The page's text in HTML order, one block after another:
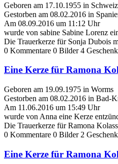
Geboren am 17.10.1955 in Schweiz
Gestorben am 08.02.2016 in
Am 08.09.2016 um 11:12 Uhr
wurde von sabine Sabine Lorenz
Die Trauerkerze für Sonja Dubois
0 Kommentare 0 Bilder 4
Eine Kerze für Ramona
Geboren am 19.09.1975 in Worms
Gestorben am 08.02.2016 in Bad-
Am 11.06.2016 um 15:49 Uhr
wurde von Anna eine Kerze
Die Trauerkerze für Ramona
0 Kommentare 0 Bilder 2
Eine Kerze für Ramona